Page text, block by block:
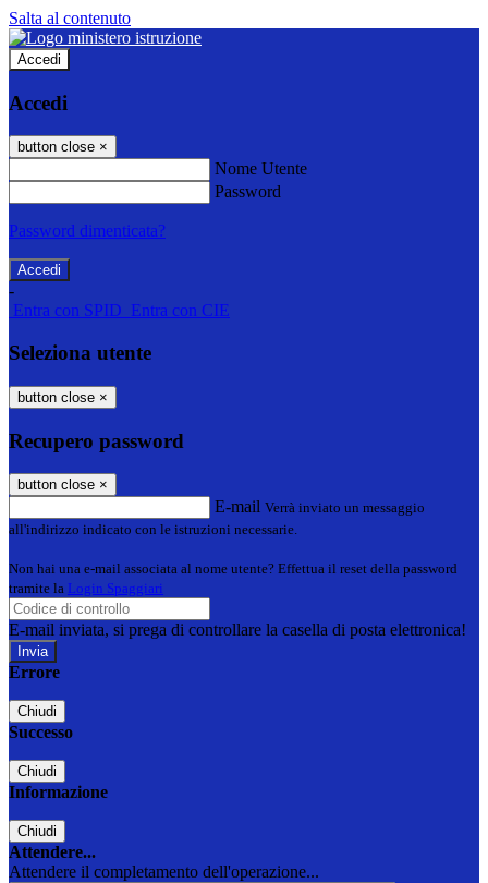
Salta al contenuto
Accedi
Accedi
button close ×
Nome Utente
Password
Password dimenticata?
-
Entra con SPID Entra con CIE
Seleziona utente
button close ×
Recupero password
button close ×
E-mail Verrà inviato un messaggio
all'indirizzo indicato con le istruzioni necessarie.
Non hai una e-mail associata al nome utente? Effettua il reset della password
tramite la Login Spaggiari
E-mail inviata, si prega di controllare la casella di posta elettronica!
Errore
Chiudi
Successo
Chiudi
Informazione
Chiudi
Attendere...
Attendere il completamento dell'operazione...